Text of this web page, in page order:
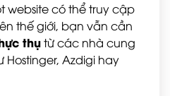
website có thể truy cập
thế giới, bạn vẫn cần
thụtừ các nhà cung
Azdigi hay